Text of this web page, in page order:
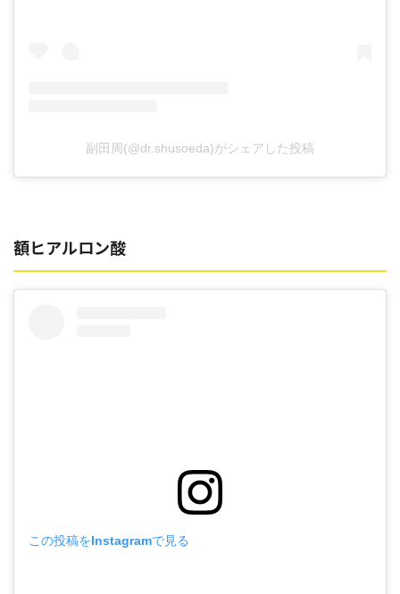
副田周(@dr.shusoeda)がシェアした投稿
額ヒアルロン酸
この投稿をInstagramで見る